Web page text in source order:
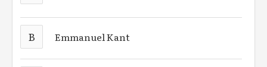
B Emmanuel Kant